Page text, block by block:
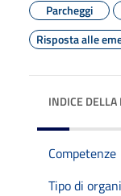
Parcheggi
Risposta alle
INDICE DELLA
Competenze
Tipo di